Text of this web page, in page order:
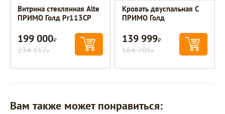
Витрина стеклянная Alte
ПРИМО Голд Pr113CP
199 000Р
234 117Р
Кровать двуспальная C
ПРИМО Голд
139 999Р
164 705Р
Вам также может понравиться: